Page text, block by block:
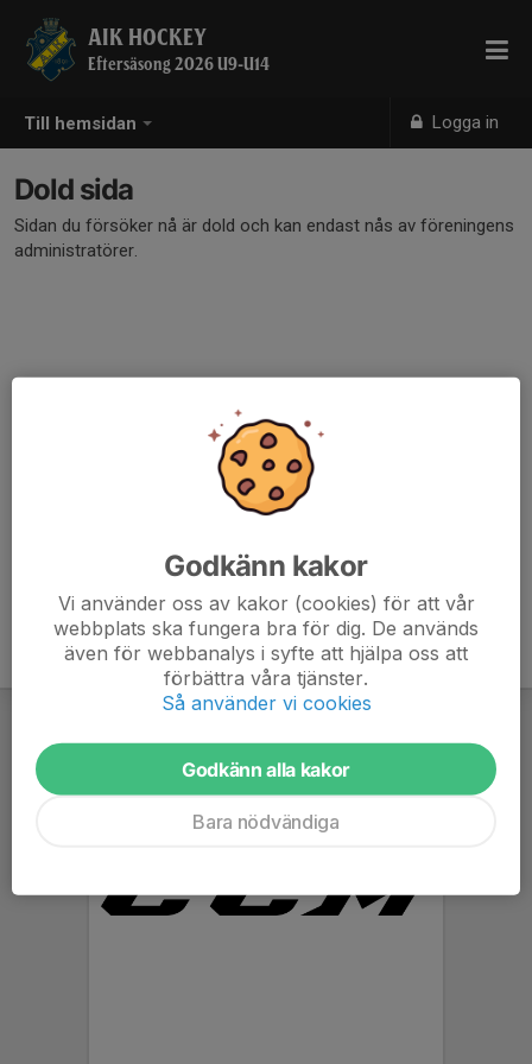
Till hemsidan Logga in
AIK HOCKEY
Eftersäsong 2026 U9-U14
Dold sida
Sidan du försöker nå är dold och kan endast nås av föreningens
administratörer.
Godkänn kakor
Vi använder oss av kakor (cookies) för att vår
webbplats ska fungera bra för dig. De används
även för webbanalys i syfte att hjälpa oss att
förbättra våra tjänster.
Så använder vi cookies
Godkänn alla kakor
Bara nödvändiga